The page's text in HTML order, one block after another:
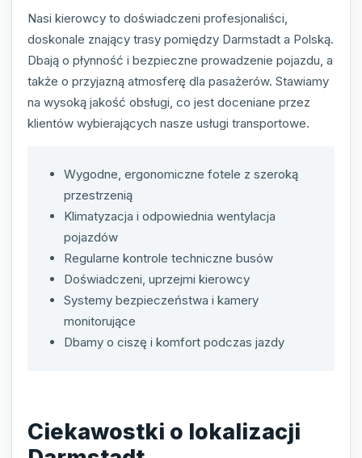
Nasi kierowcy to doświadczeni profesjonaliści,
doskonale znający trasy pomiędzy Darmstadt a Polską.
Dbają o płynność i bezpieczne prowadzenie pojazdu, a
także o przyjazną atmosferę dla pasażerów. Stawiamy
na wysoką jakość obsługi, co jest doceniane przez
klientów wybierających nasze usługi transportowe.
Wygodne, ergonomiczne fotele z szeroką
przestrzenią
Klimatyzacja i odpowiednia wentylacja
pojazdów
Regularne kontrole techniczne busów
Doświadczeni, uprzejmi kierowcy
Systemy bezpieczeństwa i kamery
monitorujące
Dbamy o ciszę i komfort podczas jazdy
Ciekawostki o lokalizacji